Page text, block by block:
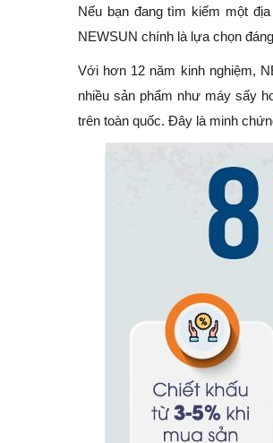
Nếu bạn đang tìm kiếm một
NEWSUN chính là lựa chọn
Với hơn 12 năm kinh nghiệm,
nhiều sản phẩm như máy sấy
trên toàn quốc. Đây là minh